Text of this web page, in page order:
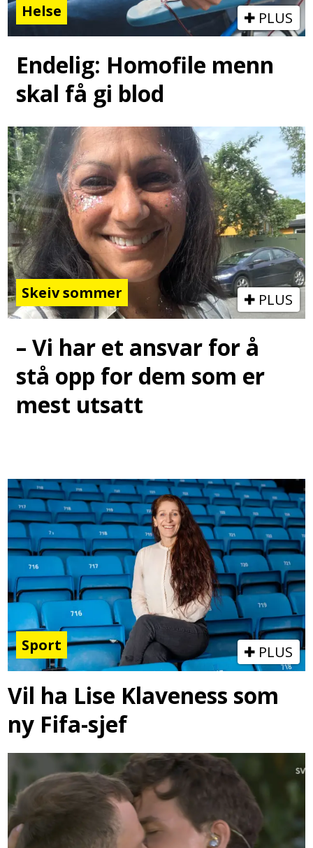
Helse PLUS
Endelig: Homofile menn
skal få gi blod
Skeiv sommer PLUS
– Vi har et ansvar for å
stå opp for dem som er
mest utsatt
Sport PLUS
Vil ha Lise Klaveness som
ny Fifa-sjef